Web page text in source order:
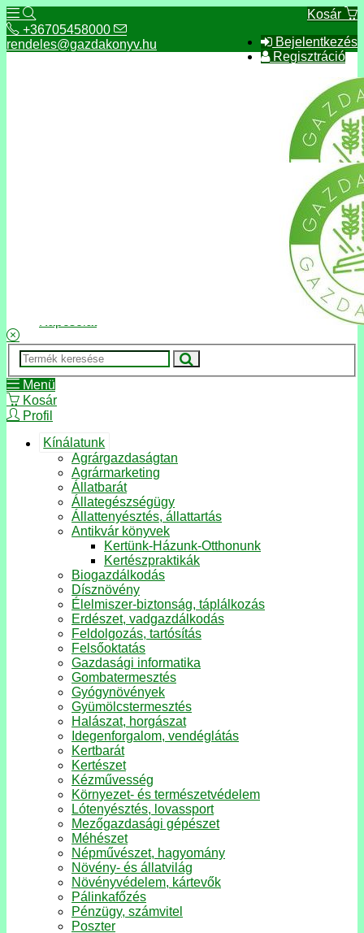
Kosár
Bejelentkezés
Regisztráció
+36705458000
rendeles@gazdakonyv.hu
Menü
Kosár
Profil
Kínálatunk
Agrárgazdaságtan
Agrármarketing
Állatbarát
Állategészségügy
Állattenyésztés, állattartás
Antikvár könyvek
Kertünk-Házunk-Otthonunk
Kertészpraktikák
Biogazdálkodás
Dísznövény
Élelmiszer-biztonság, táplálkozás
Erdészet, vadgazdálkodás
Feldolgozás, tartósítás
Felsőoktatás
Gazdasági informatika
Gombatermesztés
Gyógynövények
Gyümölcstermesztés
Halászat, horgászat
Idegenforgalom, vendéglátás
Kertbarát
Kertészet
Kézművesség
Környezet- és természetvédelem
Lótenyésztés, lovassport
Mezőgazdasági gépészet
Méhészet
Népművészet, hagyomány
Növény- és állatvilág
Növényvédelem, kártevők
Pálinkafőzés
Pénzügy, számvitel
Poszter